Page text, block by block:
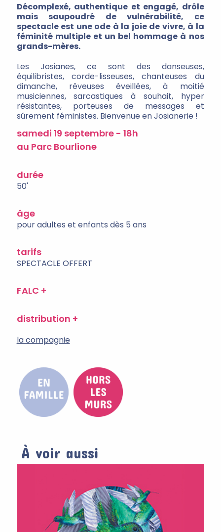
Décomplexé, authentique et engagé, drôle
mais saupoudré de vulnérabilité, ce
spectacle est une ode à la joie de vivre, à la
féminité multiple et un bel hommage à nos
grands-mères.
Les Josianes, ce sont des danseuses,
équilibristes, corde-lisseuses, chanteuses du
dimanche, rêveuses éveillées, à moitié
musiciennes, sarcastiques à souhait, hyper
résistantes, porteuses de messages et
sûrement féministes. Bienvenue en Josianerie !
samedi 19 septembre - 18h
au Parc Bourlione
durée
50'
âge
pour adultes et enfants dès 5 ans
tarifs
SPECTACLE OFFERT
FALC
distribution
la compagnie
À voir aussi